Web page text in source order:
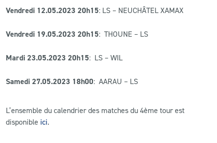
Vendredi 12.05.2023 20h15: LS – NEUCHÂTEL XAMAX
Vendredi 19.05.2023 20h15: THOUNE – LS
Mardi 23.05.2023 20h15: LS – WIL
Samedi 27.05.2023 18h00: AARAU – LS
L’ensemble du calendrier des matches du 4ème tour est
disponible ici.